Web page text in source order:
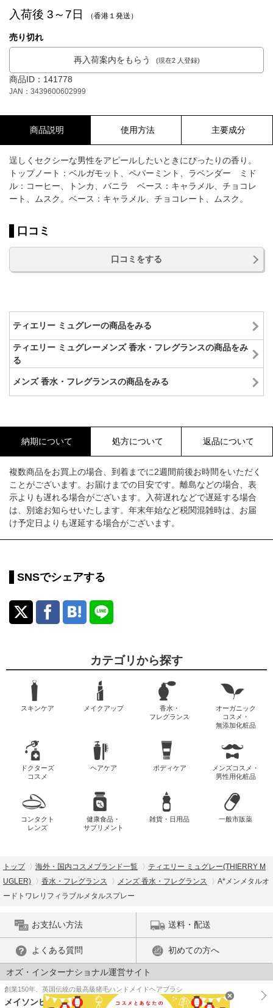
入荷後 3～7日 （香港１発送）
売り切れ
再入荷案内をもらう (現在2 人登録)
商品ID：141778
JAN：3439600602999
商品説明 使用方法 主要成分
逞しくセクシーな男性をアピールしたいときにぴったりの香り。
トップノート：ベルガモット、ペパーミント、ラベンダー ミド
ル：コーヒー、トンカ、バニラ ベース：キャラメル、チョコレ
ート、ムスク。ベース：キャラメル、チョコレート、ムスク。
口コミ
口コミをする
ティエリー ミュグレーの商品をみる
ティエリー ミュグレーメンズ 香水・フレグランスの商品をみ
る
メンズ 香水・フレグランスの商品をみる
納期について 処方について 返品について
複数商品をお買上の場合、到着までに2週間前後お時間をいただく
ことがございます。お届けまでの目安です。離島などの場合、表
示よりも遅れる場合がございます。入荷遅れなどで遅延する場合
は、別途お知らせいたします。年末年始など税関混雑時は、お届
け予定日よりも遅延する場合がございます。
SNSでシェアする
カテゴリから探す
スキンケア メイクアップ
香水・
フレグランス
オーガニック
コスメ・
無添加化粧品
ドクターズ
コスメ
ヘアケア ボディケア
メンズコスメ・
男性用化粧品
コンタクト
レンズ
健康食品・
サプリメント
雑貨・日用品 一般市販薬
トップ 海外・国内コスメブランド一覧
ティエリー ミュグレー(THIERRY M
UGLER)
香水・フレグランス メンズ 香水・フレグランス
A*メンメタルオ
ードトワレリフィラブルメタルスプレー
お支払い方法 送料・配送
よくある質問 初めての方へ
オズ・インターナショナル運営サイト
創業150年、英国伝統の最高級猪毛ハンドメイドヘアブラシ
メイソンピアソン